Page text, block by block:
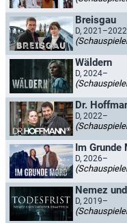
Breisgau
D, 2021–2022
Wäldern
D, 2024–
Dr.
D, 2022–
Im Grunde
D, 2026–
Nemez
D, 2019–